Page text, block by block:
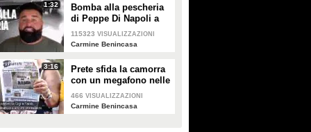
1:32
Bomba alla pescheria
di Peppe Di Napoli a
Pianura. Il
commerciante-social:
paura"
115323 VISUALIZZAZIONI
Carmine Benincasa
3:16
Prete sfida la camorra
con un megafono nelle
piazze di spaccio e
sotto casa del boss:
466 VISUALIZZAZIONI
Carmine Benincasa